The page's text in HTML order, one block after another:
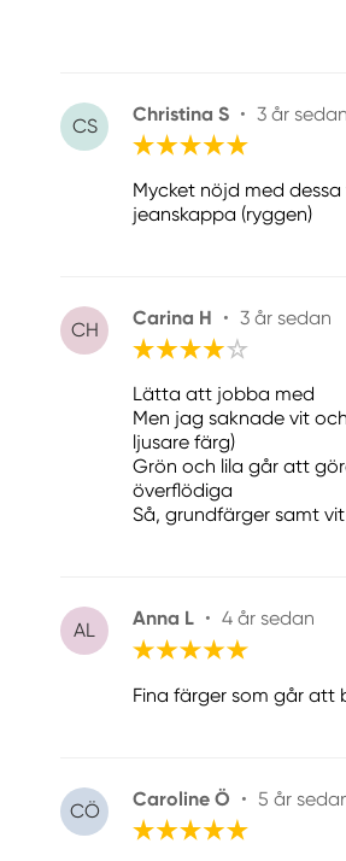
CS
Christina S • 3 år sedan
Mycket nöjd med
jeanskappa (ryggen)
CH
Carina H • 3 år sedan
Lätta att jobba med
Men jag saknade vit
ljusare färg)
Grön och lila går att
överflödiga
Så, grundfärger samt
AL
Anna L • 4 år sedan
Fina färger som går att
CÖ
Caroline Ö • 5 år